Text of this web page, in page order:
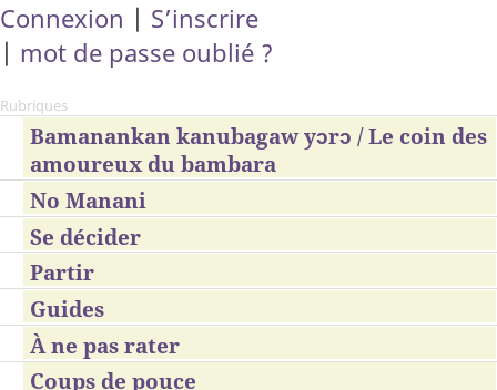
Connexion | S’inscrire
| mot de passe oublié ?
Rubriques
Bamanankan kanubagaw yɔrɔ / Le coin des
amoureux du bambara
No Manani
Se décider
Partir
Guides
À ne pas rater
Coups de pouce